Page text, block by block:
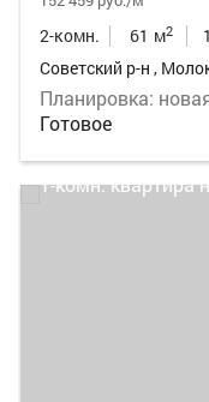
2-комн. 61 м2
Советский р-н ,
Планировка:
Готовое